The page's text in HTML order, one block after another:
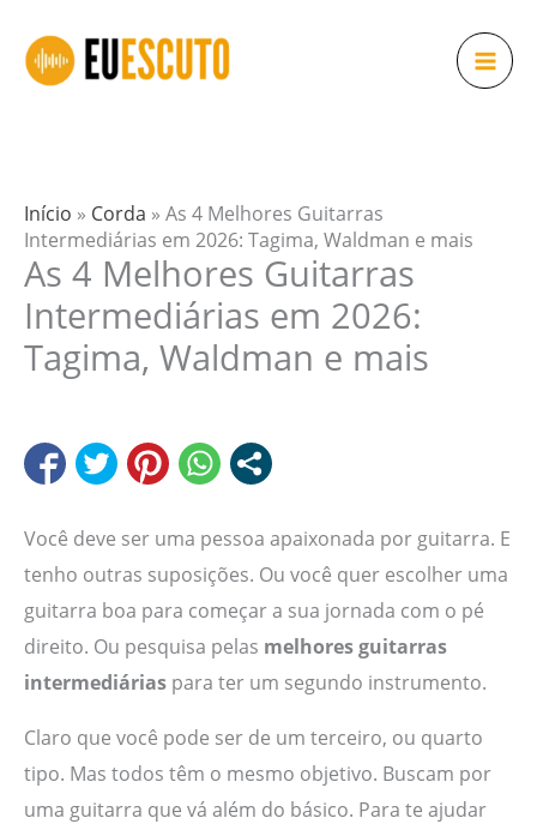
para
Início » Corda » As 4 Melhores Guitarras
Intermediárias em 2026: Tagima, Waldman e mais
As 4 Melhores Guitarras
Intermediárias em 2026:
Tagima, Waldman e mais
Você deve ser uma pessoa apaixonada por guitarra. E
tenho outras suposições. Ou você quer escolher uma
guitarra boa para começar a sua jornada com o pé
direito. Ou pesquisa pelas melhores guitarras
intermediárias para ter um segundo instrumento.
Claro que você pode ser de um terceiro, ou quarto
tipo. Mas todos têm o mesmo objetivo. Buscam por
uma guitarra que vá além do básico. Para te ajudar